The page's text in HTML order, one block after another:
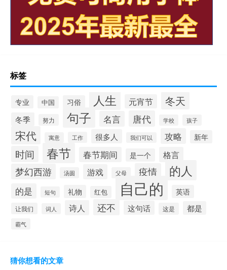
标签
专业 中国 习俗 人生 元宵节 冬天
冬季 努力 句子 名言 唐代 学校 孩子
宋代 寓意 工作 很多人 我们可以 攻略 新年
时间 春节 春节期间 是一个 格言
梦幻西游 汤圆 游戏 父母 疫情 的人
的是 短句 礼物 红包 自己的 英语
让我们 词人 诗人 还不 这句话 这是 都是
霸气
猜你想看的文章